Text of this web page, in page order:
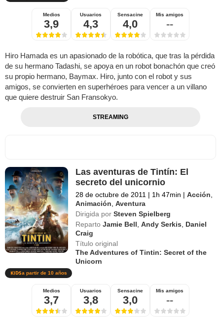
Medios
3,9
Usuarios
4,3
Sensacine
4,0
Mis amigos
--
Hiro Hamada es un apasionado de la robótica, que tras la pérdida
de su hermano Tadashi, se apoya en un robot bonachón que creó
su propio hermano, Baymax. Hiro, junto con el robot y sus
amigos, se convierten en superhéroes para vencer a un villano
que quiere destruir San Fransokyo.
STREAMING
Las aventuras de Tintín: El
secreto del unicornio
28 de octubre de 2011 | 1h 47min | Acción
Animación ,Aventura
Dirigida por Steven Spielberg
Reparto Jamie Bell ,Andy Serkis
Daniel
Craig
Título original
The Adventures of Tintin: Secret of the
Unicorn
a partir de 10 años
Medios
3,7
Usuarios
3,8
Sensacine
3,0
Mis amigos
--